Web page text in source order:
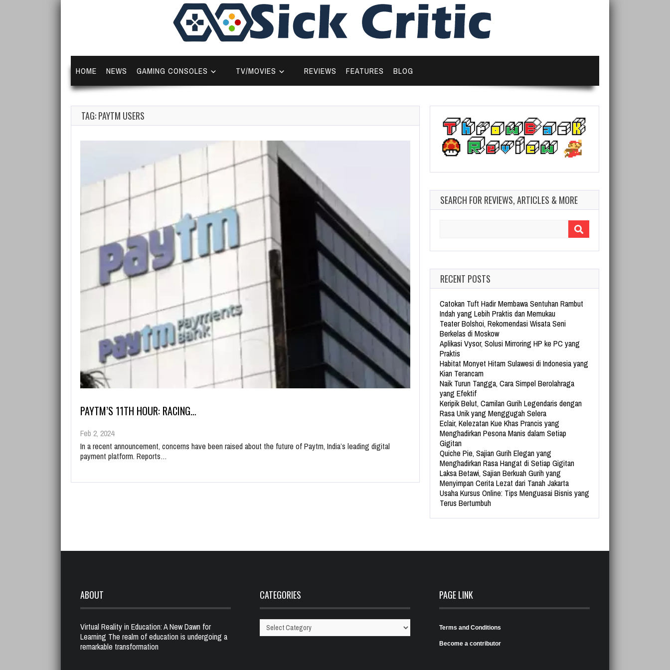
HOME NEWS GAMING CONSOLES TV/MOVIES REVIEWS FEATURES BLOG
TAG: PAYTM USERS
PAYTM’S 11TH HOUR: RACING…
Feb 2, 2024
In a recent announcement, concerns have been raised about the future of Paytm, India’s leading digital
payment platform. Reports…
SEARCH FOR REVIEWS, ARTICLES & MORE
RECENT POSTS
Catokan Tuft Hadir Membawa Sentuhan Rambut
Indah yang Lebih Praktis dan Memukau
Teater Bolshoi, Rekomendasi Wisata Seni
Berkelas di Moskow
Aplikasi Vysor, Solusi Mirroring HP ke PC yang
Praktis
Habitat Monyet Hitam Sulawesi di Indonesia yang
Kian Terancam
Naik Turun Tangga, Cara Simpel Berolahraga
yang Efektif
Keripik Belut, Camilan Gurih Legendaris dengan
Rasa Unik yang Menggugah Selera
Eclair, Kelezatan Kue Khas Prancis yang
Menghadirkan Pesona Manis dalam Setiap
Gigitan
Quiche Pie, Sajian Gurih Elegan yang
Menghadirkan Rasa Hangat di Setiap Gigitan
Laksa Betawi, Sajian Berkuah Gurih yang
Menyimpan Cerita Lezat dari Tanah Jakarta
Usaha Kursus Online: Tips Menguasai Bisnis yang
Terus Bertumbuh
ABOUT
Virtual Reality in Education: A New Dawn for
Learning The realm of education is undergoing a
remarkable transformation
CATEGORIES
Categories
PAGE LINK
Terms and Conditions
Become a contributor